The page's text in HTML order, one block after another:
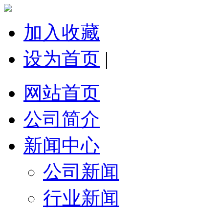
加入收藏
设为首页 |
网站首页
公司简介
新闻中心
公司新闻
行业新闻